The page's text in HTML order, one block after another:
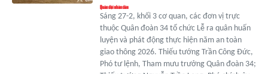
Sáng 27-2, khối 3 cơ quan, các đơn vị trực
thuộc Quân đoàn 34 tổ chức Lễ ra quân huấn
luyện và phát động thực hiện năm an toàn
giao thông 2026. Thiếu tướng Trần Công Đức,
Phó tư lệnh, Tham mưu trưởng Quân đoàn 34;